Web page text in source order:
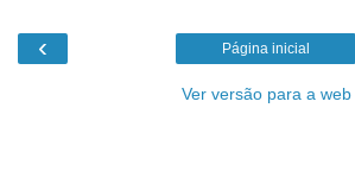
‹ Página inicial
Ver versão para a web